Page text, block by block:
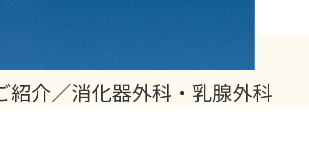
紹介／消化器外科・乳腺外科